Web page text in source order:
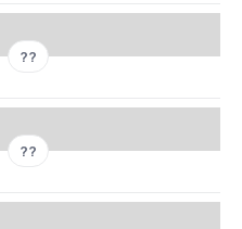
??
??